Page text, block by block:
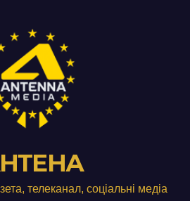
телеканал, соціальні медіа